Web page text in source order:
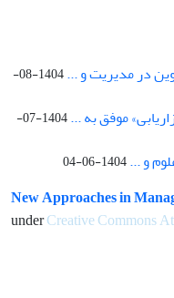
در مدیریت و ...
1404-08-
موفق به ...
1404-07-
و ...1404-06-04
New Approaches in
underCreative Commons